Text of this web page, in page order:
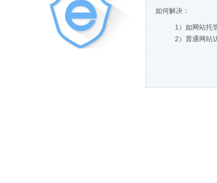
如何解决：
1）如网站托
2）普通网站